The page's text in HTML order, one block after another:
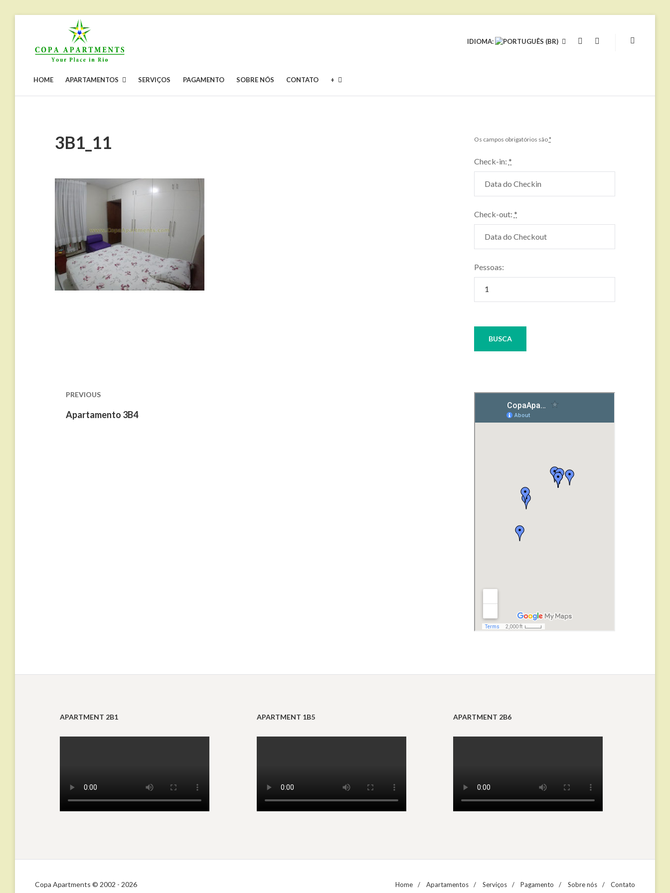
COPA
APARTMENTS
Apartamentos
por
temporada
Rio
HOME APARTAMENTOS SERVIÇOS PAGAMENTO SOBRE NÓS CONTATO +
IDIOMA: FACEBOOK
3B1_11
Post
PREVIOUS
Previous
Apartamento 3B4
Os campos obrigatórios são*
Check-in: *
Check-out: *
Pessoas:
APARTMENT 2B1 APARTMENT 1B5 APARTMENT 2B6
Copa Apartments © 2002 - 2026 Home Apartamentos Serviços Pagamento Sobre nós Contato